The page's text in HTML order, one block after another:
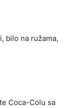
bilo na ružama,
Coca-Colu sa